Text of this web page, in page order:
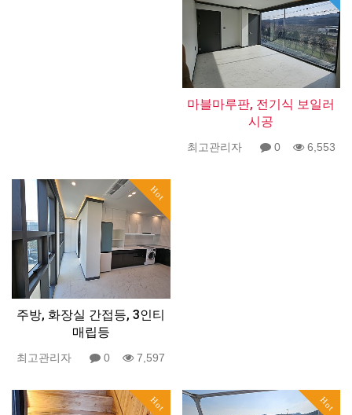
마블마루판, 전기식 보일러
시공
최고관리자 0 6,553
Hot
주방, 화장실 간접등, 3인티
매립등
최고관리자 0 7,597
Hot Hot